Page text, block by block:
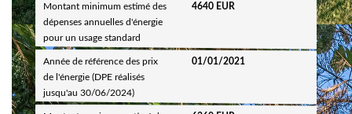
Montant minimum estimé des
dépenses annuelles d'énergie
pour un usage standard
4640 EUR
Année de référence des prix
de l'énergie (DPE réalisés
jusqu'au 30/06/2024)
01/01/2021